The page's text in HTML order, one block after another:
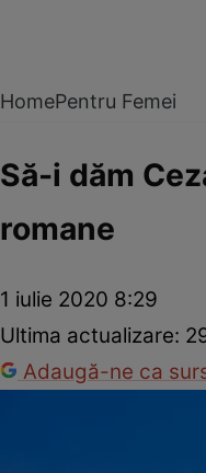
HomePentru Femei
Să-i dăm
romane
1 iulie 2020 8:29
Ultima actualizare:
Adaugă-ne ca